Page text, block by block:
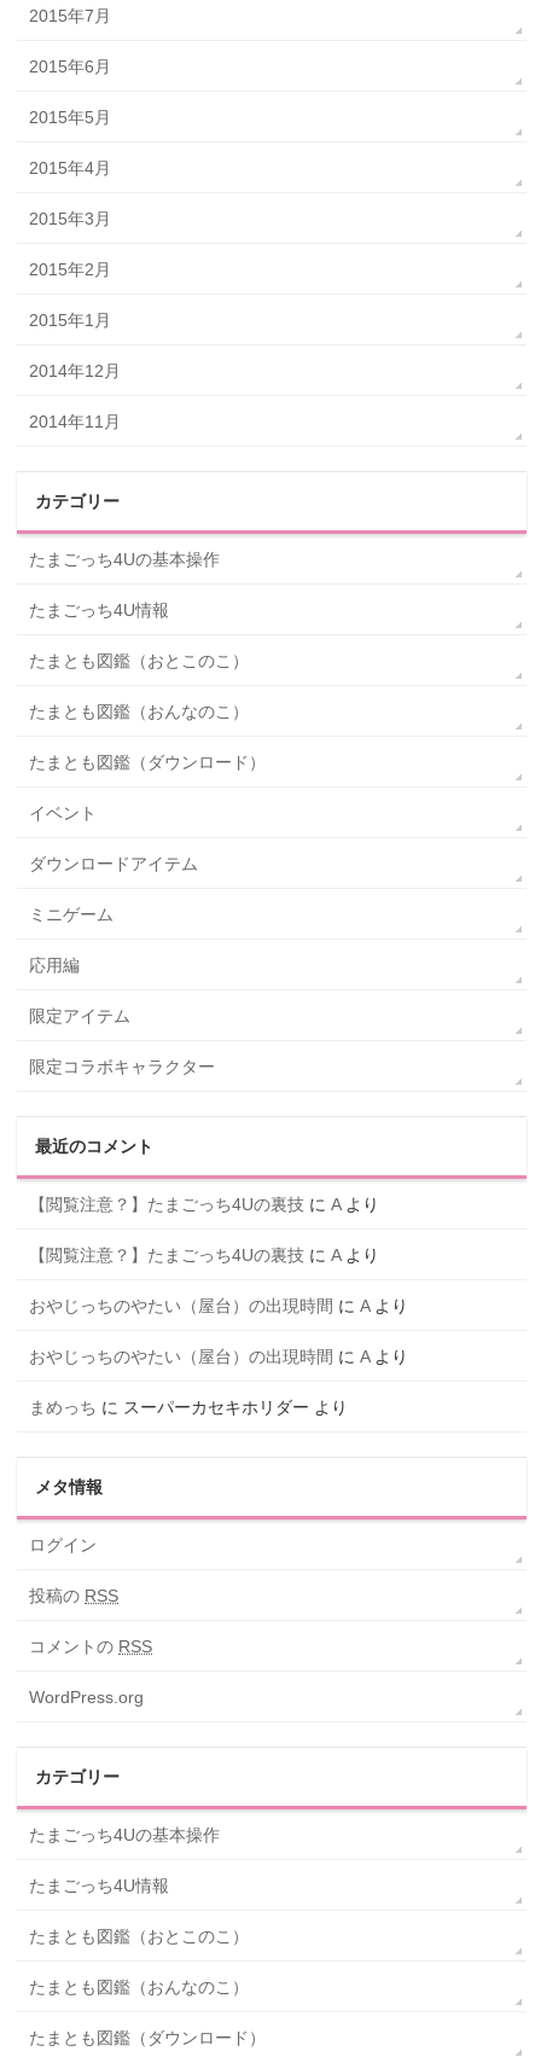
2015年7月
2015年6月
2015年5月
2015年4月
2015年3月
2015年2月
2015年1月
2014年12月
2014年11月
カテゴリー
たまごっち4Uの基本操作
たまごっち4U情報
たまとも図鑑（おとこのこ）
たまとも図鑑（おんなのこ）
たまとも図鑑（ダウンロード）
イベント
ダウンロードアイテム
ミニゲーム
応用編
限定アイテム
限定コラボキャラクター
最近のコメント
【閲覧注意？】たまごっち4Uの裏技 にAより
【閲覧注意？】たまごっち4Uの裏技 にAより
おやじっちのやたい（屋台）の出現時間 にAより
おやじっちのやたい（屋台）の出現時間 にAより
まめっち に スーパーカセキホリダー より
メタ情報
ログイン
投稿の RSS
コメントの RSS
WordPress.org
カテゴリー
たまごっち4Uの基本操作
たまごっち4U情報
たまとも図鑑（おとこのこ）
たまとも図鑑（おんなのこ）
たまとも図鑑（ダウンロード）